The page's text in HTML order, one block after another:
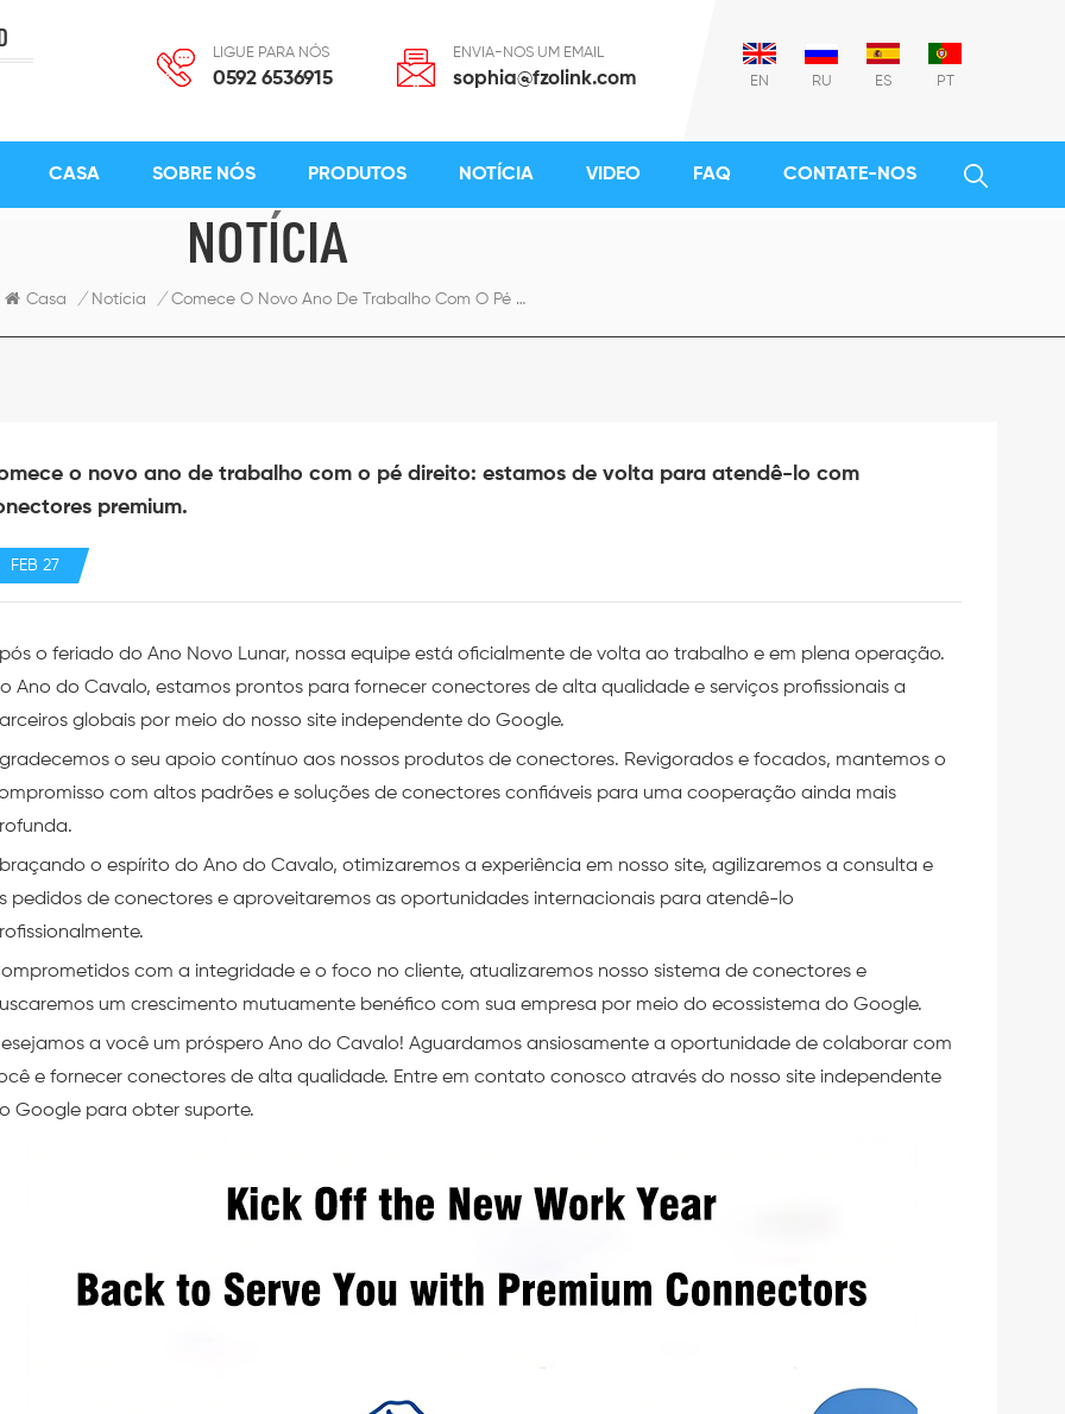
EN RU ES PT
LIGUE PARA NÓS
0592 6536915
ENVIA-NOS UM EMAIL
sophia@fzolink.com
CASA SOBRE NÓS PRODUTOS NOTÍCIA VIDEO FAQ CONTATE-NOS
NOTÍCIA
Casa / Notícia / Comece O Novo Ano De Trabalho Com O Pé Direito: Estamos De Volta Para Atendê-Lo Com Conectores Premium.
o novo ano de trabalho com o pé direito: estamos de volta para atendê-lo com
premium.
FEB 27
o feriado do Ano Novo Lunar, nossa equipe está oficialmente de volta ao trabalho e em plena operação.
Ano do Cavalo, estamos prontos para fornecer conectores de alta qualidade e serviços profissionais a
globais por meio do nosso site independente do Google.
o seu apoio contínuo aos nossos produtos de conectores. Revigorados e focados, mantemos o
com altos padrões e soluções de conectores confiáveis para uma cooperação ainda mais
o espírito do Ano do Cavalo, otimizaremos a experiência em nosso site, agilizaremos a consulta e
pedidos de conectores e aproveitaremos as oportunidades internacionais para atendê-lo
com a integridade e o foco no cliente, atualizaremos nosso sistema de conectores e
um crescimento mutuamente benéfico com sua empresa por meio do ecossistema do Google.
a você um próspero Ano do Cavalo! Aguardamos ansiosamente a oportunidade de colaborar com
e fornecer conectores de alta qualidade. Entre em contato conosco através do nosso site independente
Google para obter suporte.